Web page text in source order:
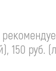
150 руб.